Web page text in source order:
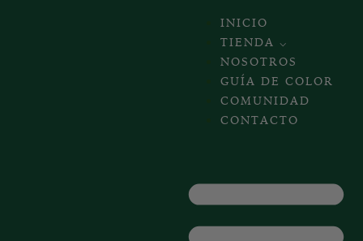
INICIO
TIENDA ⌵
NOSOTROS
GUÍA DE COLOR
COMUNIDAD
CONTACTO